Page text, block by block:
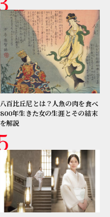
八百比丘尼とは？人魚の肉を食べ
800年生きた女の生涯とその結末
を解説